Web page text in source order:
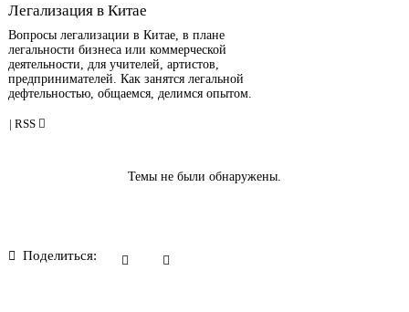
Легализация в Китае
Вопросы легализации в Китае, в плане
легальности бизнеса или коммерческой
деятельности, для учителей, артистов,
предпринимателей. Как занятся легальной
дефтельностью, общаемся, делимся опытом.
| RSS
Темы не были обнаружены.
Поделиться: